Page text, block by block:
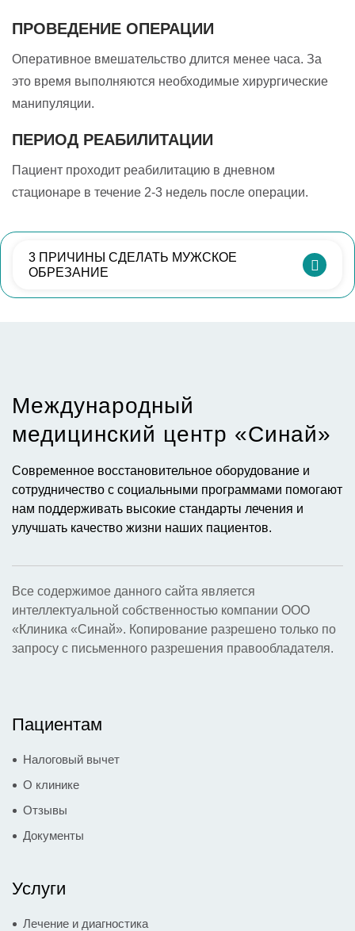
ПРОВЕДЕНИЕ ОПЕРАЦИИ
Оперативное вмешательство длится менее часа. За
это время выполняются необходимые хирургические
манипуляции.
ПЕРИОД РЕАБИЛИТАЦИИ
Пациент проходит реабилитацию в дневном
стационаре в течение 2-3 недель после операции.
3 ПРИЧИНЫ СДЕЛАТЬ МУЖСКОЕ
ОБРЕЗАНИЕ
УМЕНЬШЕНИЕ ВЕРОЯТНОСТИ РАЗВИТИЯ
Обрезание уменьшает риск развития онкологии
женщины-партнера.
ОПЕРАЦИЯ УПРОЩАЕТ ЖИЗНЬ МУЖЧИНЫ
Обрезание в разы уменьшает количество
Международный
медицинский центр «Синай»​
Современное восстановительное оборудование и
сотрудничество с социальными программами помогают
нам поддерживать высокие стандарты лечения и
улучшать качество жизни наших пациентов.
Все содержимое данного сайта является
интеллектуальной собственностью компании ООО
«Клиника «Синай». Копирование разрешено только по
запросу с письменного разрешения правообладателя.
Пациентам
Налоговый вычет
О клинике
Отзывы
Документы
Услуги
Лечение и диагностика